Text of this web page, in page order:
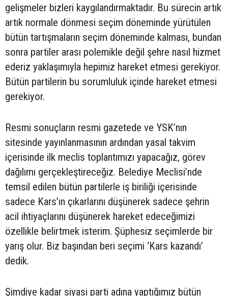
gelişmeler bizleri kaygılandırmaktadır. Bu sürecin artık
artık normale dönmesi seçim döneminde yürütülen
bütün tartışmaların seçim döneminde kalması, bundan
sonra partiler arası polemikle değil şehre nasıl hizmet
ederiz yaklaşımıyla hepimiz hareket etmesi gerekiyor.
Bütün partilerin bu sorumluluk içinde hareket etmesi
gerekiyor.
Resmi sonuçların resmi gazetede ve YSK’nın
sitesinde yayınlanmasının ardından yasal takvim
içerisinde ilk meclis toplantımızı yapacağız, görev
dağılımı gerçekleştireceğiz. Belediye Meclisi’nde
temsil edilen bütün partilerle iş biriliği içerisinde
sadece Kars’ın çıkarlarını düşünerek sadece şehrin
acil ihtiyaçlarını düşünerek hareket edeceğimizi
özellikle belirtmek isterim. Şüphesiz seçimlerde bir
yarış olur. Biz başından beri seçimi ‘Kars kazandı’
dedik.
Şimdiye kadar siyasi parti adına yaptığımız bütün